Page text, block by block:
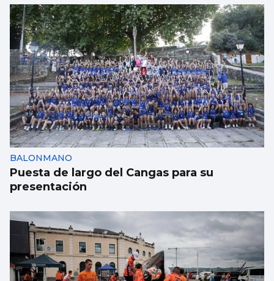
Investigan por asesinato al detenido por un
atropello mortal intencionado en Ames
BALONMANO
Puesta de largo del Cangas para su
presentación